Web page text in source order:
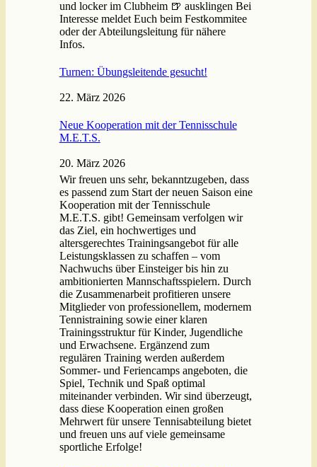
und locker im Clubheim 🍺 ausklingen Bei
Interesse meldet Euch beim Festkommitee
oder der Abteilungsleitung für nähere
Infos.
Turnen: Übungsleitende gesucht!
22. März 2026
Neue Kooperation mit der Tennisschule
M.E.T.S.
20. März 2026
Wir freuen uns sehr, bekanntzugeben, dass
es passend zum Start der neuen Saison eine
Kooperation mit der Tennisschule
M.E.T.S. gibt! Gemeinsam verfolgen wir
das Ziel, ein hochwertiges und
altersgerechtes Trainingsangebot für alle
Leistungsklassen zu schaffen – vom
Nachwuchs über Einsteiger bis hin zu
ambitionierten Mannschaftsspielern. Durch
die Zusammenarbeit profitieren unsere
Mitglieder von professionellem, modernem
Tennistraining sowie einer klaren
Trainingsstruktur für Kinder, Jugendliche
und Erwachsene. Ergänzend zum
regulären Training werden außerdem
Sommer- und Feriencamps angeboten, die
Spiel, Technik und Spaß optimal
miteinander verbinden. Wir sind überzeugt,
dass diese Kooperation einen großen
Mehrwert für unsere Tennisabteilung bietet
und freuen uns auf viele gemeinsame
sportliche Erfolge!